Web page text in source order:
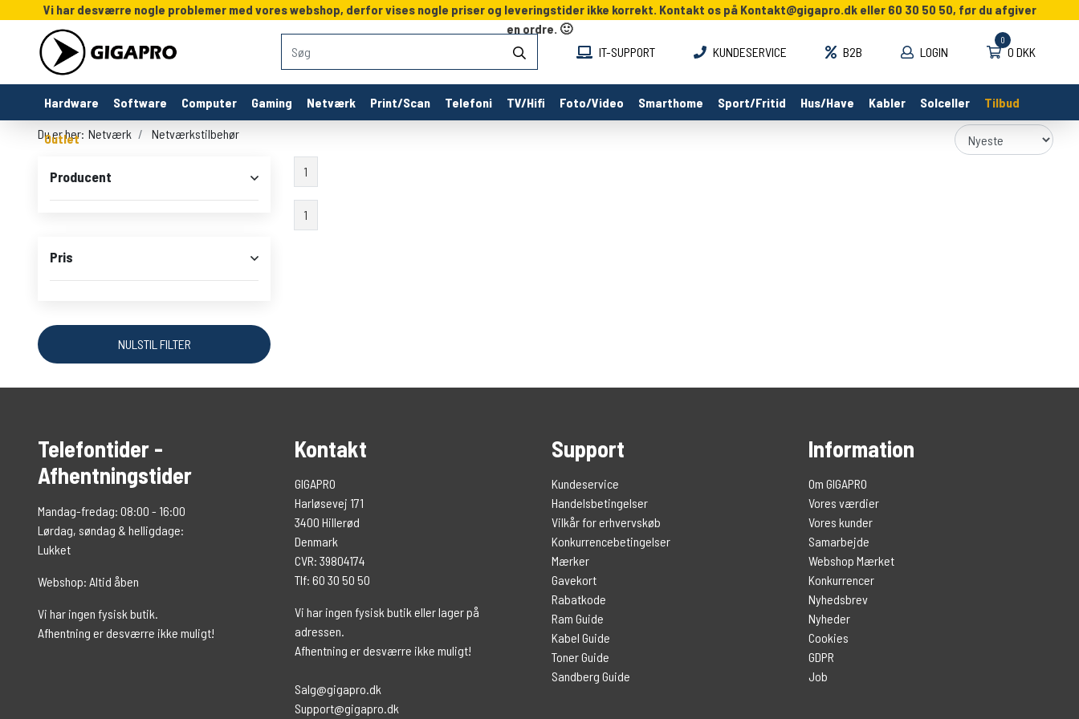
Vi har desværre nogle problemer med vores webshop, derfor vises nogle priser og leveringstider ikke korrekt. Kontakt os på Kontakt@gigapro.dkeller 60 30 50 50, før du afgiver
en ordre. 🙂
IT-SUPPORT
KUNDESERVICE B2B LOGIN
0
0 DKK
Hardware Software Computer Gaming Netværk Print/Scan Telefoni TV/Hifi Foto/Video Smarthome Sport/Fritid Hus/Have Kabler Solceller Tilbud
Outlet
Du er her: Netværk Netværkstilbehør
Producent
Pris
NULSTIL FILTER
1
1
Telefontider -
Afhentningstider
Mandag-fredag: 08:00 - 16:00
Lørdag, søndag & helligdage:
Lukket
Webshop: Altid åben
Vi har ingen fysisk butik.
Afhentning er desværre ikke muligt!
Kontakt
GIGAPRO
Harløsevej 171
3400 Hillerød
Denmark
CVR: 39804174
Tlf: 60 30 50 50
Vi har ingen fysisk butik eller lager på
adressen.
Afhentning er desværre ikke muligt!
Salg@gigapro.dk
Support@gigapro.dk
Support
Kundeservice
Handelsbetingelser
Vilkår for erhvervskøb
Konkurrencebetingelser
Mærker
Gavekort
Rabatkode
Ram Guide
Kabel Guide
Toner Guide
Sandberg Guide
Information
Om GIGAPRO
Vores værdier
Vores kunder
Samarbejde
Webshop Mærket
Konkurrencer
Nyhedsbrev
Nyheder
Cookies
GDPR
Job